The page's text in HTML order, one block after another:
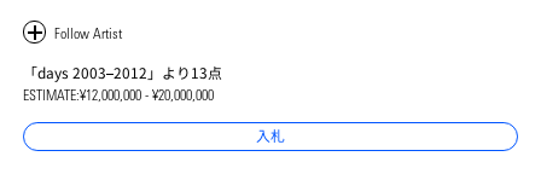
「days 2003–2012」より13点
ESTIMATE:¥12,000,000 - ¥20,000,000
入札